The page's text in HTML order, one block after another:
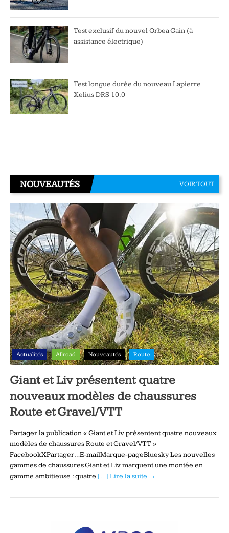
Test exclusif du nouvel Orbea Gain (à
assistance électrique)
Test longue durée du nouveau Lapierre
Xelius DRS 10.0
NOUVEAUTÉS VOIR TOUT
Actualités Allroad Nouveautés Route
Giant et Liv présentent quatre
nouveaux modèles de chaussures
Route et Gravel/VTT
Partager la publication « Giant et Liv présentent quatre nouveaux
modèles de chaussures Route et Gravel/VTT »
FacebookXPartager…E-mailMarque-pageBluesky Les nouvelles
gammes de chaussures Giant et Liv marquent une montée en
gamme ambitieuse : quatre […] Lire la suite →